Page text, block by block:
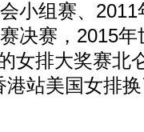
小组赛、
决赛，2015
女排大奖赛北
站美国女排